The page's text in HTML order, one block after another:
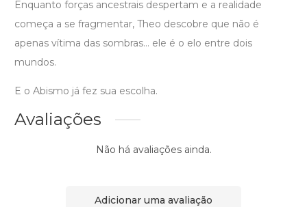
Enquanto forças ancestrais despertam e a realidade
começa a se fragmentar, Theo descobre que não é
apenas vítima das sombras… ele é o elo entre dois
mundos.
E o Abismo já fez sua escolha.
Avaliações
Não há avaliações ainda.
Adicionar uma avaliação